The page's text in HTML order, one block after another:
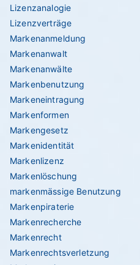
Lizenzanalogie
Lizenzverträge
Markenanmeldung
Markenanwalt
Markenanwälte
Markenbenutzung
Markeneintragung
Markenformen
Markengesetz
Markenidentität
Markenlizenz
Markenlöschung
markenmässige Benutzung
Markenpiraterie
Markenrecherche
Markenrecht
Markenrechtsverletzung